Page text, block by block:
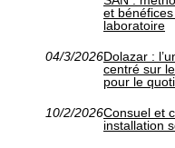
et
laboratoire
04/3/2026Dolazar :
centré sur
pour le
10/2/2026Consuel et
installation